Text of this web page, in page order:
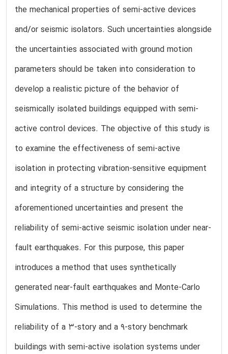
the mechanical properties of semi-active devices
and/or seismic isolators. Such uncertainties alongside
the uncertainties associated with ground motion
parameters should be taken into consideration to
develop a realistic picture of the behavior of
seismically isolated buildings equipped with semi-
active control devices. The objective of this study is
to examine the effectiveness of semi-active
isolation in protecting vibration-sensitive equipment
and integrity of a structure by considering the
aforementioned uncertainties and present the
reliability of semi-active seismic isolation under near-
fault earthquakes. For this purpose, this paper
introduces a method that uses synthetically
generated near-fault earthquakes and Monte-Carlo
Simulations. This method is used to determine the
reliability of a 3-story and a 9-story benchmark
buildings with semi-active isolation systems under